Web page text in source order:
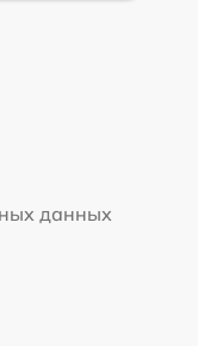
данных